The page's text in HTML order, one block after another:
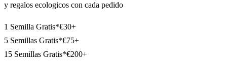
y regalos ecologicos con cada pedido
1 Semilla Gratis*€30+
5 Semillas Gratis*€75+
15 Semillas Gratis*€200+